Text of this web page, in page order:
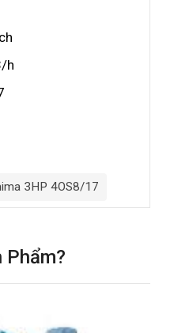
h
3HP 4OS8/17
Phẩm?